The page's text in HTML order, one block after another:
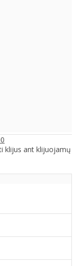
klijus ant klijuojamų